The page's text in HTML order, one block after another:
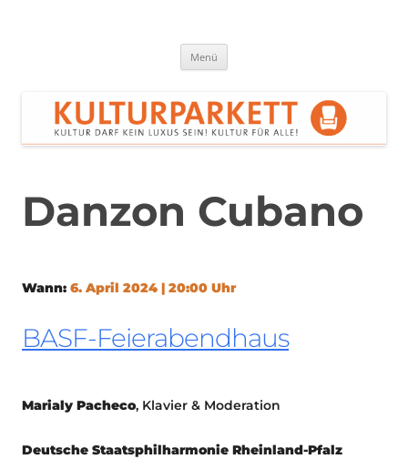
Menü
Danzon Cubano
Wann: 6. April 2024 | 20:00 Uhr
BASF-Feierabendhaus
Marialy Pacheco, Klavier & Moderation
Deutsche Staatsphilharmonie Rheinland-Pfalz